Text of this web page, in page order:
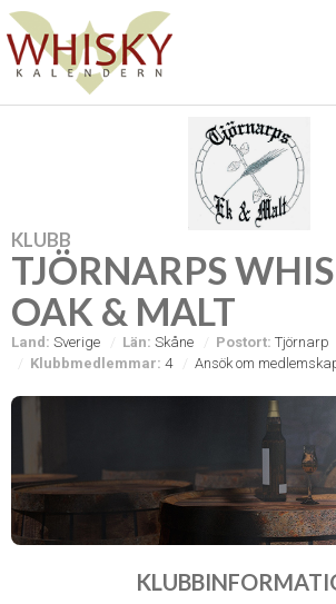
KLUBB
TJÖRNARPS
OAK & MALT
Land: Sverige Län: Skåne Postort: Tjörnarp
Klubbmedlemmar: 4 Ansök om